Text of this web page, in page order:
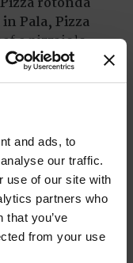
and ads, to
our traffic.
use of our site with
partners who
that you’ve
from your use
Pala, Pizza
e pizzaiolo
una
( solo
miglior primo
gare di
libero
il Pizzaiolo Più
questa
con